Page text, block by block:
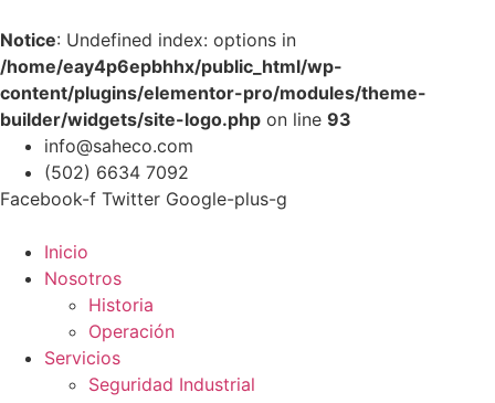
Notice: Undefined index: options in
/home/eay4p6epbhhx/public_html/wp-
content/plugins/elementor-pro/modules/theme-
builder/widgets/site-logo.php on line 93
info@saheco.com
(502) 6634 7092
Facebook-f Twitter Google-plus-g
Inicio
Nosotros
Historia
Operación
Servicios
Seguridad Industrial